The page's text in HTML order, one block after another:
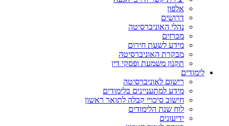
אלפון
דרושים
נהלי האוניברסיטה
מכרזים
מידע לשעת חירום
מבקרת האוניברסיטה
תקנון משמעת ופסקי דין
לימודים
רישום לאוניברסיטה
מידע למתעניינים בלימודים
חישוב סיכויי קבלה לתואר ראשון
לוח שנת הלימודים
ידיעונים